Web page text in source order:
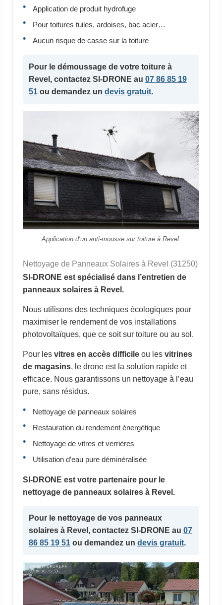
Application de produit hydrofuge
Pour toitures tuiles, ardoises, bac acier…
Aucun risque de casse sur la toiture
Pour le démoussage de votre toitureà
Revel, contactez SI-DRONE au 07 86 85 19
51ou demandez un devis gratuit.
Application d’un anti-mousse sur toiture à Revel.
Nettoyage de Panneaux Solaires à Revel (31250)
SI-DRONE est spécialisé dans l’entretien de
panneaux solaires à Revel.
Nous utilisons des techniques écologiques pour
maximiser le rendement de vos installations
photovoltaïques, que ce soit sur toiture ou au sol.
Pour les vitres en accès difficileou les vitrines
de magasins, le drone est la solution rapide et
efficace. Nous garantissons un nettoyage à l’eau
pure, sans résidus.
Nettoyage de panneaux solaires
Restauration du rendement énergétique
Nettoyage de vitres et verrières
Utilisation d’eau pure déminéralisée
SI-DRONE est votre partenaire pour le
nettoyage de panneaux solaires à Revel.
Pour le nettoyage de vos panneaux
solairesà Revel, contactez SI-DRONE au 07
86 85 19 51ou demandez un devis gratuit.